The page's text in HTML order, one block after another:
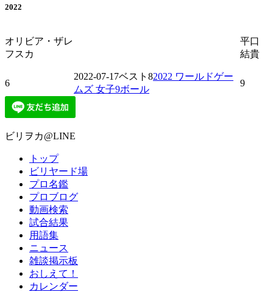
2022
オリビア・ザレ
フスカ
平口
結貴
6
2022-07-17ベスト82022 ワールドゲー
ムズ 女子9ボール
9
ビリヲカ@LINE
トップ
ビリヤード場
プロ名鑑
プロブログ
動画検索
試合結果
用語集
ニュース
雑談掲示板
おしえて！
カレンダー